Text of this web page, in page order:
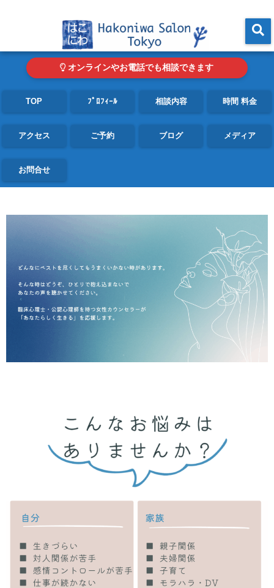
オンラインやお電話でも相談できます
TOP ﾌﾟﾛﾌｨｰﾙ 相談内容 時間 料金
アクセス ご予約 ブログ メディア
お問合せ